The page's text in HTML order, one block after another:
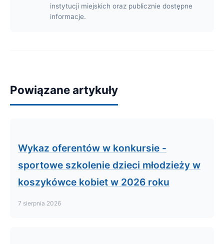
instytucji miejskich oraz publicznie dostępne
informacje.
Powiązane artykuły
Wykaz oferentów w konkursie -
sportowe szkolenie dzieci młodzieży w
koszykówce kobiet w 2026 roku
7 sierpnia 2026